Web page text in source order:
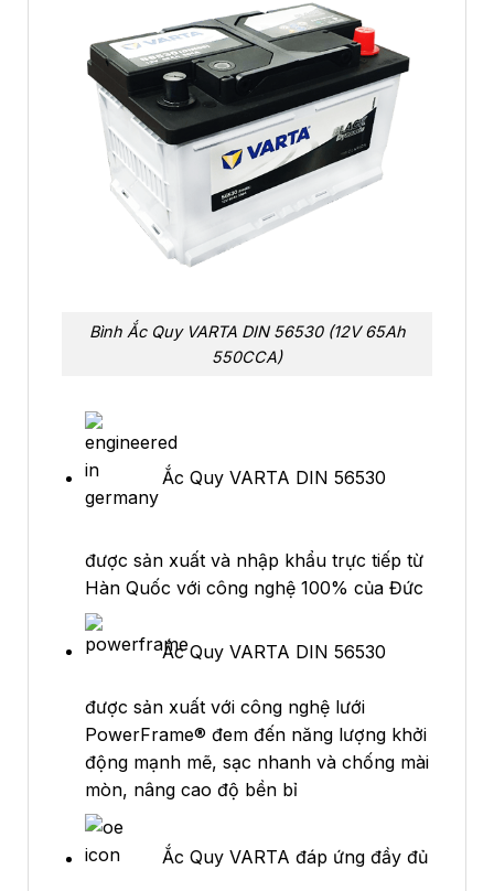
Bình Ắc Quy VARTA DIN 56530 (12V 65Ah
550CCA)
Ắc Quy VARTA DIN 56530
được sản xuất và nhập khẩu trực tiếp từ
Hàn Quốc với công nghệ 100% của Đức
Ắc Quy VARTA DIN 56530
được sản xuất với công nghệ lưới
PowerFrame® đem đến năng lượng khởi
động mạnh mẽ, sạc nhanh và chống mài
mòn, nâng cao độ bền bỉ
Ắc Quy VARTA đáp ứng đầy đủ